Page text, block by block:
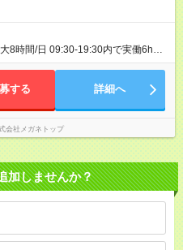
8時間/日 09:30-19:30内で実働6h
日以上勤務できる方 （シフト例） パ
する 詳細へ
会社メガネトップ
加しませんか？